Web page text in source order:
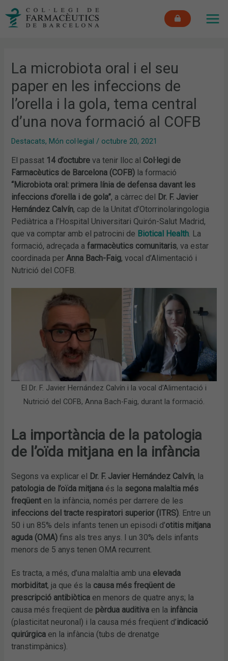
La microbiota oral i el seu
paper en les infeccions de
l’orella i la gola, tema central
d’una nova formació al COFB
Destacats, Món col·legial / octubre 20, 2021
El passat 14 d’octubre va tenir lloc al Col·legi de
Farmacèutics de Barcelona (COFB) la formació
“Microbiota oral: primera línia de defensa davant les
infeccions d’orella i de gola”, a càrrec del Dr. F. Javier
Hernández Calvín, cap de la Unitat d’Otorrinolaringologia
Pediàtrica a l’Hospital Universitari Quirón-Salut Madrid,
que va comptar amb el patrocini de Biotical Health. La
formació, adreçada afarmacèutics comunitaris, va estar
coordinada perAnna Bach-Faig, vocal d’Alimentació i
Nutrició del COFB.
El Dr. F. Javier Hernández Calvín i la vocal d’Alimentació i
Nutrició del COFB, Anna Bach-Faig, durant la formació.
La importància de la patologia
de l’oïda mitjana en la infància
Segons va explicar el Dr. F. Javier Hernández Calvín, la
patologia de l’oïda mitjana és la segona malaltia més
freqüenten la infància, només per darrere de les
infeccions del tracte respiratori superior (ITRS) . Entre un
50 i un 85% dels infants tenen un episodi d’otitis mitjana
aguda (OMA) fins als tres anys. I un 30% dels infants
menors de 5 anys tenen OMA recurrent.
Es tracta, a més, d’una malaltia amb una elevada
morbiditat, ja que és la causa més freqüent de
prescripció antibiòtica en menors de quatre anys; la
causa més freqüent de pèrdua auditiva en la infància
(plasticitat neuronal) i la causa més freqüent d’indicació
quirúrgica en la infància (tubs de drenatge
transtimpànics).